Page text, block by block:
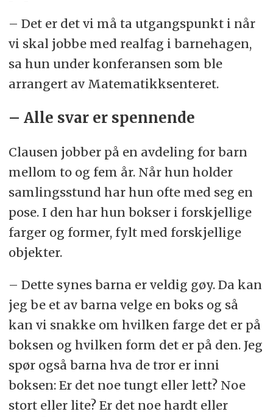
– Det er det vi må ta utgangspunkt i når
vi skal jobbe med realfag i barnehagen,
sa hun under konferansen som ble
arrangert av Matematikksenteret.
– Alle svar er spennende
Clausen jobber på en avdeling for barn
mellom to og fem år. Når hun holder
samlingsstund har hun ofte med seg en
pose. I den har hun bokser i forskjellige
farger og former, fylt med forskjellige
objekter.
– Dette synes barna er veldig gøy. Da kan
jeg be et av barna velge en boks og så
kan vi snakke om hvilken farge det er på
boksen og hvilken form det er på den. Jeg
spør også barna hva de tror er inni
boksen: Er det noe tungt eller lett? Noe
stort eller lite? Er det noe hardt eller